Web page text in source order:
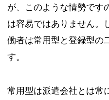
が、このような情勢です
は容易ではありません。
働者は常用型と登録型の
す。
常用型は派遣会社とは常